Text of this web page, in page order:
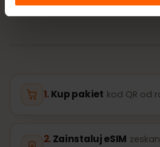
Gotowe w kilka minut — bez
Kup pakiet kod QR od
Zainstaluj eSIM